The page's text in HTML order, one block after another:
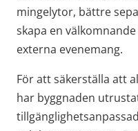
mingelytor, bättre
skapa en
externa evenemang.
För att säkerställa att
har byggnaden